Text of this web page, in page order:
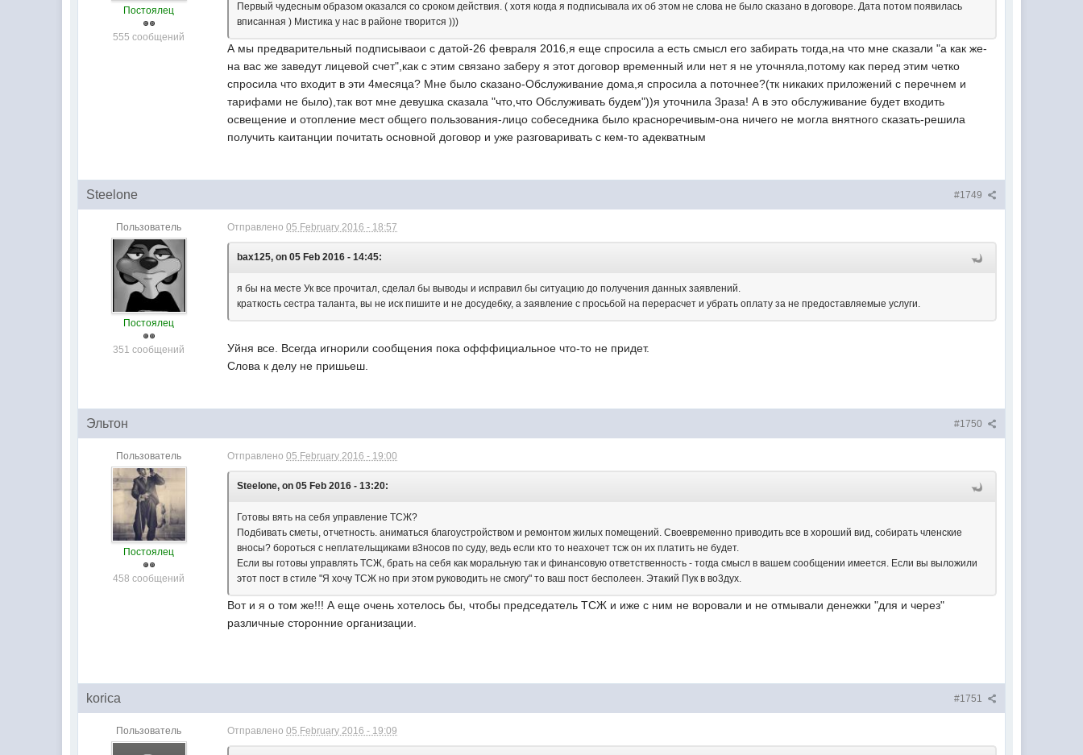
Постоялец
555 сообщений
Первый чудесным образом оказался со сроком действия. ( хотя когда я подписывала их об этом не слова не было сказано в договоре. Дата потом появилась
вписанная ) Мистика у нас в районе творится )))
А мы предварительный подписываои с датой-26 февраля 2016,я еще спросила а есть смысл его забирать тогда,на что мне сказали "а как же-
на вас же заведут лицевой счет",как с этим связано заберу я этот договор временный или нет я не уточняла,потому как перед этим четко
спросила что входит в эти 4месяца? Мне было сказано-Обслуживание дома,я спросила а поточнее?(тк никаких приложений с перечнем и
тарифами не было),так вот мне девушка сказала "что,что Обслуживать будем"))я уточнила 3раза! А в это обслуживание будет входить
освещение и отопление мест общего пользования-лицо собеседника было красноречивым-она ничего не могла внятного сказать-решила
получить каитанции почитать основной договор и уже разговаривать с кем-то адекватным
#1749
Steelone
Пользователь
Постоялец
351 сообщений
Отправлено05 February 2016 - 18:57
bax125, on 05 Feb 2016 - 14:45:
я бы на месте Ук все прочитал, сделал бы выводы и исправил бы ситуацию до получения данных заявлений.
краткость сестра таланта, вы не иск пишите и не досудебку, а заявление с просьбой на перерасчет и убрать оплату за не предоставляемые услуги.
Уйня все. Всегда игнорили сообщения пока офффициальное что-то не придет.
Слова к делу не пришьеш.
#1750
Эльтон
Пользователь
Постоялец
458 сообщений
Отправлено05 February 2016 - 19:00
Steelone, on 05 Feb 2016 - 13:20:
Готовы вять на себя управление ТСЖ?
Подбивать сметы, отчетность. аниматься благоустройством и ремонтом жилых помещений. Своевременно приводить все в хороший вид, собирать членские
вносы? бороться с неплательщиками в3носов по суду, ведь если кто то неахочет тсж он их платить не будет.
Если вы готовы управлять ТСЖ, брать на себя как моральную так и финансовую ответственность - тогда смысл в вашем сообщении имеется. Если вы выложили
этот пост в стиле "Я хочу ТСЖ но при этом руководить не смогу" то ваш пост бесполеен. Этакий Пук в во3дух.
Вот и я о том же!!! А еще очень хотелось бы, чтобы председатель ТСЖ и иже с ним не воровали и не отмывали денежки "для и через"
различные сторонние организации.
#1751
korica
Пользователь Отправлено05 February 2016 - 19:09